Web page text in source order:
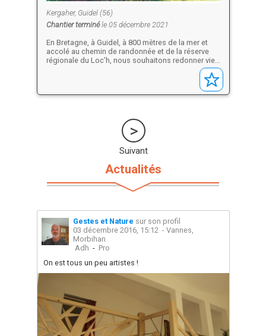
Kergaher, Guidel (56)
Chantier terminéle 05 décembre 2021
En Bretagne, à Guidel, à 800 mètres de la mer et
accolé au chemin de randonnée et de la réserve
régionale du Loc’h, nous souhaitons redonner vie...
Suivant
Actualités
Gestes et Nature sur son profil
03 décembre 2016, 15:12 - Vannes,
Morbihan
Adh - Pro
On est tous un peu artistes !